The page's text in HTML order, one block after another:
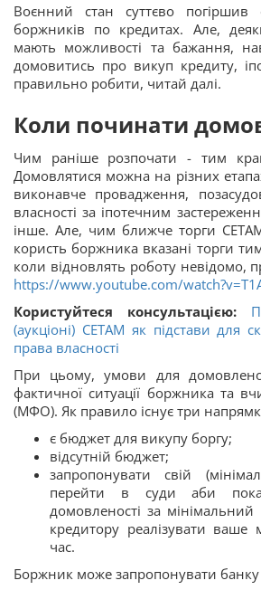
Воєнний стан суттєво погіршив
боржників по кредитах. Але,
мають можливості та бажання,
домовитись про викуп кредиту,
правильно робити, читай далі.
Коли починати
Чим раніше розпочати - тим
Домовлятися можна на різних
виконавче провадження,
власності за іпотечним
інше. Але, чим ближче торги
користь боржника вказані торги
коли відновлять роботу невідомо,
https://www.youtube.com/
Користуйтеся консультацією:
(аукціоні) СЕТАМ як підстави для
права власності
При цьому, умови для
фактичної ситуації боржника та
(МФО). Як правило існує три
є бюджет для викупу боргу;
відсутній бюджет;
запропонувати свій
перейти в суди аби
домовленості за
кредитору реалізувати
час.
Боржник може запропонувати